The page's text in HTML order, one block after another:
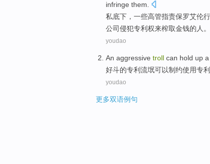
infringe them.
私底下， 一些高管指责保罗艾伦
公司侵犯专利权来榨取金钱的人。
youdao
An aggressive troll can hold up a
好斗的专利流氓可以制约使用专利
youdao
更多双语例句